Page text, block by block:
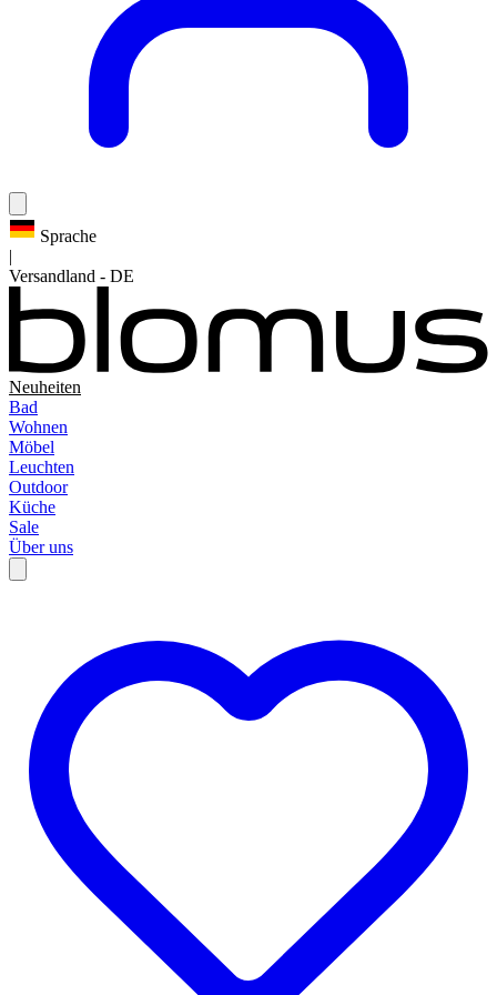
Sprache
|
Versandland - DE
Neuheiten
Bad
Wohnen
Möbel
Leuchten
Outdoor
Küche
Sale
Über uns